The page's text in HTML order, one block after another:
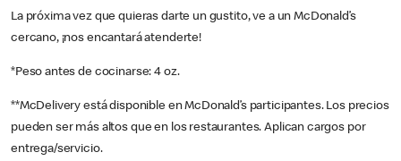
La próxima vez que quieras darte un gustito, ve a un McDonald’s
cercano, ¡nos encantará atenderte!
*Peso antes de cocinarse: 4 oz.
**McDelivery está disponible en McDonald’s participantes. Los precios
pueden ser más altos que en los restaurantes. Aplican cargos por
entrega/servicio.